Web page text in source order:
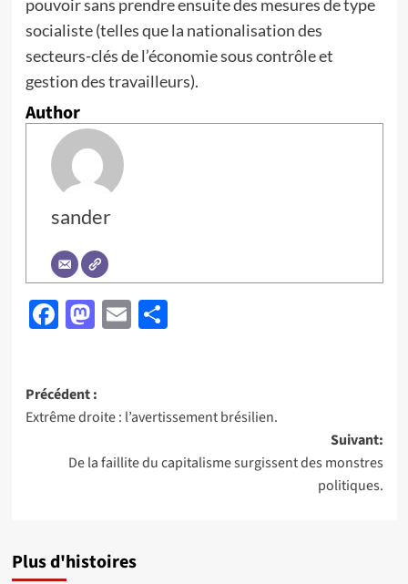
pouvoir sans prendre ensuite des mesures de type
socialiste (telles que la nationalisation des
secteurs-clés de l’économie sous contrôle et
gestion des travailleurs).
Author
sander
Facebook
Mastodon
EmailPartager
Navigation
d’article
Précédent :
Extrême droite : l’avertissement brésilien.
Suivant:
De la faillite du capitalisme surgissent des monstres
politiques.
Plus d'histoires